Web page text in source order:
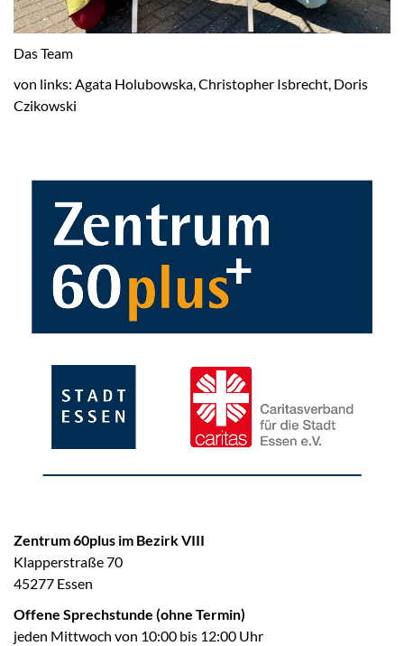
Das Team
von links: Agata Holubowska, Christopher Isbrecht, Doris
Czikowski
Zentrum 60plus im Bezirk VIII
Klapperstraße 70
45277 Essen
Offene Sprechstunde (ohne Termin)
jeden Mittwoch von 10:00 bis 12:00 Uhr